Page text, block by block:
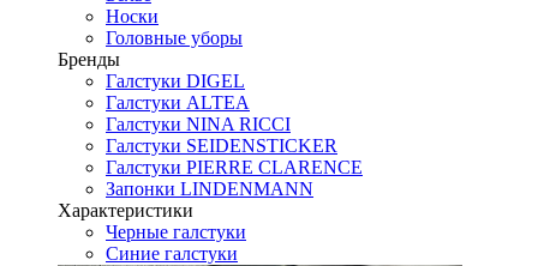
Носки
Головные уборы
Бренды
Галстуки DIGEL
Галстуки ALTEA
Галстуки NINA RICCI
Галстуки SEIDENSTICKER
Галстуки PIERRE CLARENCE
Запонки LINDENMANN
Характеристики
Черные галстуки
Синие галстуки